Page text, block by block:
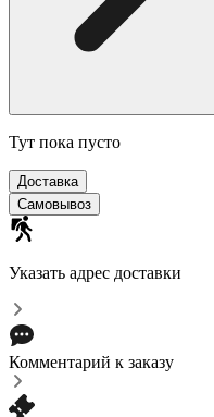
Тут пока пусто
Доставка
Самовывоз
Указать адрес доставки
Комментарий к заказу